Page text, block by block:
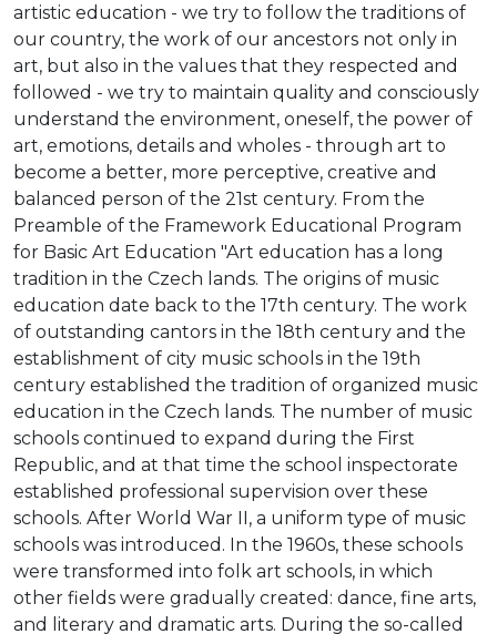
artistic education - we try to follow the traditions of
our country, the work of our ancestors not only in
art, but also in the values ​​that they respected and
followed - we try to maintain quality and consciously
understand the environment, oneself, the power of
art, emotions, details and wholes - through art to
become a better, more perceptive, creative and
balanced person of the 21st century. From the
Preamble of the Framework Educational Program
for Basic Art Education "Art education has a long
tradition in the Czech lands. The origins of music
education date back to the 17th century. The work
of outstanding cantors in the 18th century and the
establishment of city music schools in the 19th
century established the tradition of organized music
education in the Czech lands. The number of music
schools continued to expand during the First
Republic, and at that time the school inspectorate
established professional supervision over these
schools. After World War II, a uniform type of music
schools was introduced. In the 1960s, these schools
were transformed into folk art schools, in which
other fields were gradually created: dance, fine arts,
and literary and dramatic arts. During the so-called